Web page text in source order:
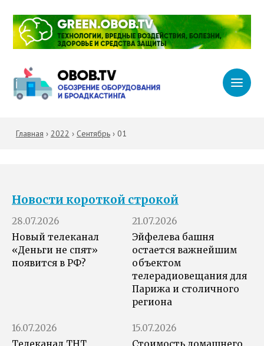
Главная › 2022 › Сентябрь› 01
Новости короткой строкой
28.07.2026
Новый телеканал
«Деньги не спят»
появится в РФ?
21.07.2026
Эйфелева башня
остается важнейшим
объектом
телерадиовещания для
Парижа и столичного
региона
16.07.2026
15.07.2026